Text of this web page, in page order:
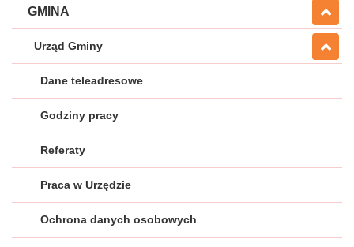
GMINA
Urząd Gminy
Dane teleadresowe
Godziny pracy
Referaty
Praca w Urzędzie
Ochrona danych osobowych